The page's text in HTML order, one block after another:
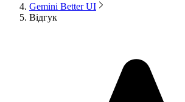
Gemini Better UI
Відгук